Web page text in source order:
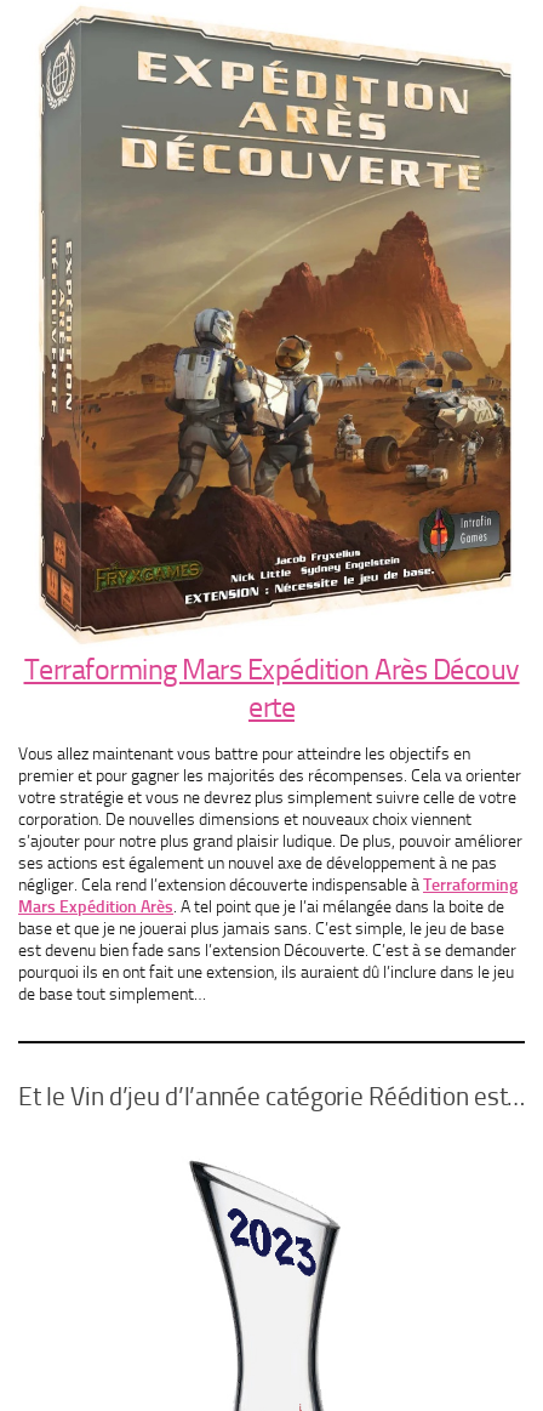
Terraforming Mars Expédition Arès Découv
erte
Vous allez maintenant vous battre pour atteindre les objectifs en
premier et pour gagner les majorités des récompenses. Cela va orienter
votre stratégie et vous ne devrez plus simplement suivre celle de votre
corporation. De nouvelles dimensions et nouveaux choix viennent
s’ajouter pour notre plus grand plaisir ludique. De plus, pouvoir améliorer
ses actions est également un nouvel axe de développement à ne pas
négliger. Cela rend l’extension découverte indispensable àTerraforming
Mars Expédition Arès. A tel point que je l’ai mélangée dans la boite de
base et que je ne jouerai plus jamais sans. C’est simple, le jeu de base
est devenu bien fade sans l’extension Découverte. C’est à se demander
pourquoi ils en ont fait une extension, ils auraient dû l’inclure dans le jeu
de base tout simplement…
Et le Vin d’jeu d’l’année catégorie Réédition est…